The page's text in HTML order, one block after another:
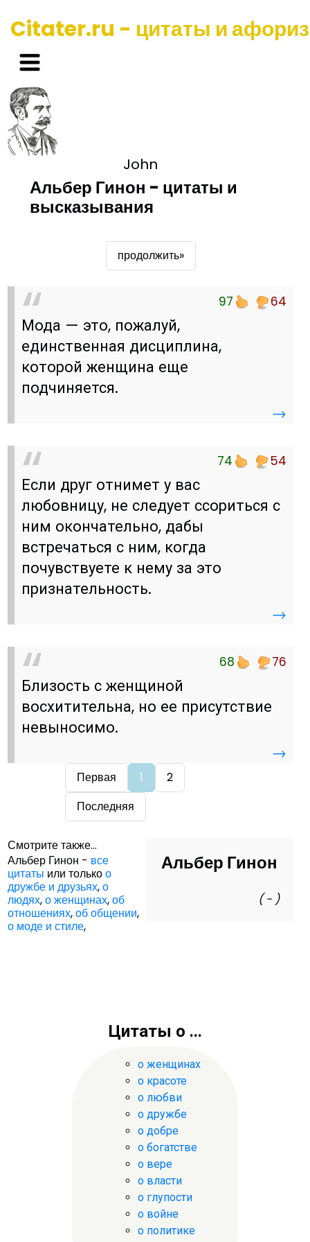
Citater.ru - цитаты и
John
Альбер Гинон - цитаты и
высказывания
продолжить»
97 64
Мода — это, пожалуй,
единственная дисциплина,
которой женщина еще
подчиняется.
→
74 54
Если друг отнимет у вас
любовницу, не следует ссориться с
ним окончательно, дабы
встречаться с ним, когда
почувствуете к нему за это
признательность.
→
68 76
Близость с женщиной
восхитительна, но ее присутствие
невыносимо.
→
Первая 1
2
Последняя
Альбер Гинон
( - )
Смотрите также...
Альбер Гинон - все
цитаты или толькоо
дружбе и друзьях,о
людях,о женщинах,об
отношениях,об общении,
о моде и стиле,
Цитаты о ...
о женщинах
о красоте
о любви
о дружбе
о добре
о богатстве
о вере
о власти
о глупости
о войне
о политике